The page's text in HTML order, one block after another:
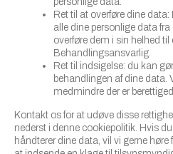
Ret til at overføre dine
alle dine personlige data
overføre dem i sin helhed til
Behandlingsansvarlig.
Ret til indsigelse: du kan
behandlingen af ​​dine data.
medmindre der er
Kontakt os for at udøve disse
nederst i denne cookiepolitik. Hvis
håndterer dine data, vil vi gerne høre